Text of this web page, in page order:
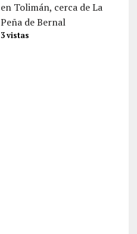
en Tolimán, cerca de La
Peña de Bernal
3 vistas